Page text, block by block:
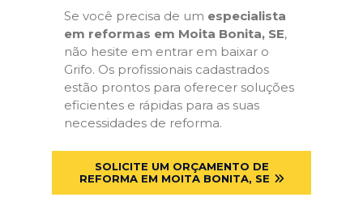
Se você precisa de um especialista
em reformas em Moita Bonita, SE,
não hesite em entrar em baixar o
Grifo. Os profissionais cadastrados
estão prontos para oferecer soluções
eficientes e rápidas para as suas
necessidades de reforma.
SOLICITE UM ORÇAMENTO DE
REFORMA EM MOITA BONITA, SE